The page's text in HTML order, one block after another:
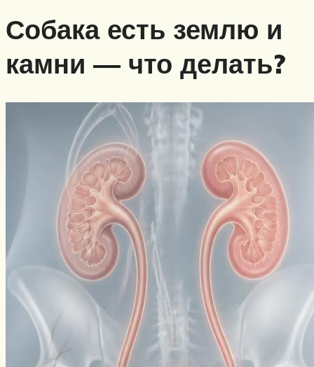
Собака есть землю и
камни — что делать?